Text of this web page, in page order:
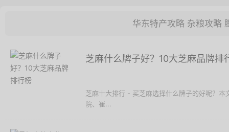
华东特产攻略 杂粮攻略
芝麻什么牌子好？10大芝麻品牌排
芝麻十大排行 - 买芝麻选择什么牌子的好呢？
院、崔...